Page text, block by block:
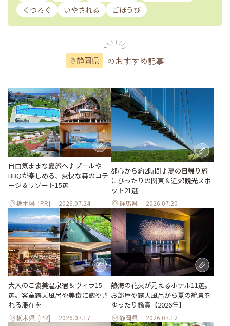
くつろぐ
いやされる ごほうび
静岡県 のおすすめ記事
自由気ままな夏旅へ♪プールや
BBQが楽しめる、爽快な森のコテ
ージ＆リゾート15選
栃木県 [PR] 2026.07.24
都心から約2時間♪夏の日帰り旅
にぴったりの関東＆近郊観光スポ
ット21選
群馬県 2026.07.20
大人のご褒美温泉宿＆ヴィラ15
選。客室露天風呂や美食に癒やさ
れる滞在を
栃木県 [PR] 2026.07.17
熱海の花火が見えるホテル11選。
お部屋や露天風呂から夏の絶景を
ゆったり鑑賞【2026年】
静岡県 2026.07.12